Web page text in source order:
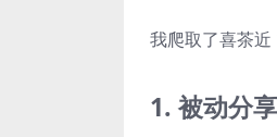
我爬取了喜茶
1. 被动分